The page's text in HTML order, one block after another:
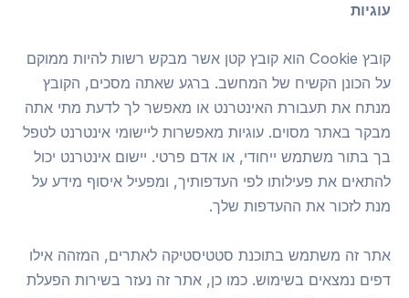
עוגיות
קובץ Cookie הוא קובץ קטן אשר מבקש רשות להיות ממוקם
על הכונן הקשיח של המחשב. ברגע שאתה מסכים, הקובץ
מנתח את תעבורת האינטרנט או מאפשר לך לדעת מתי אתה
מבקר באתר מסוים. עוגיות מאפשרות ליישומי אינטרנט לטפל
בך בתור משתמש ייחודי, או אדם פרטי. יישום אינטרנט יכול
להתאים את פעילותו לפי העדפותיך, ומפעיל איסוף מידע על
מנת לזכור את ההעדפות שלך.
אתר זה משתמש בתוכנת סטטיסטיקה לאתרים, המזהה אילו
דפים נמצאים בשימוש. כמו כן, אתר זה נעזר בשירות הפעלת